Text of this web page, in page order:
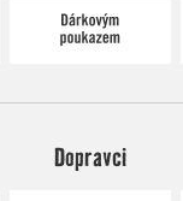
Dopravci